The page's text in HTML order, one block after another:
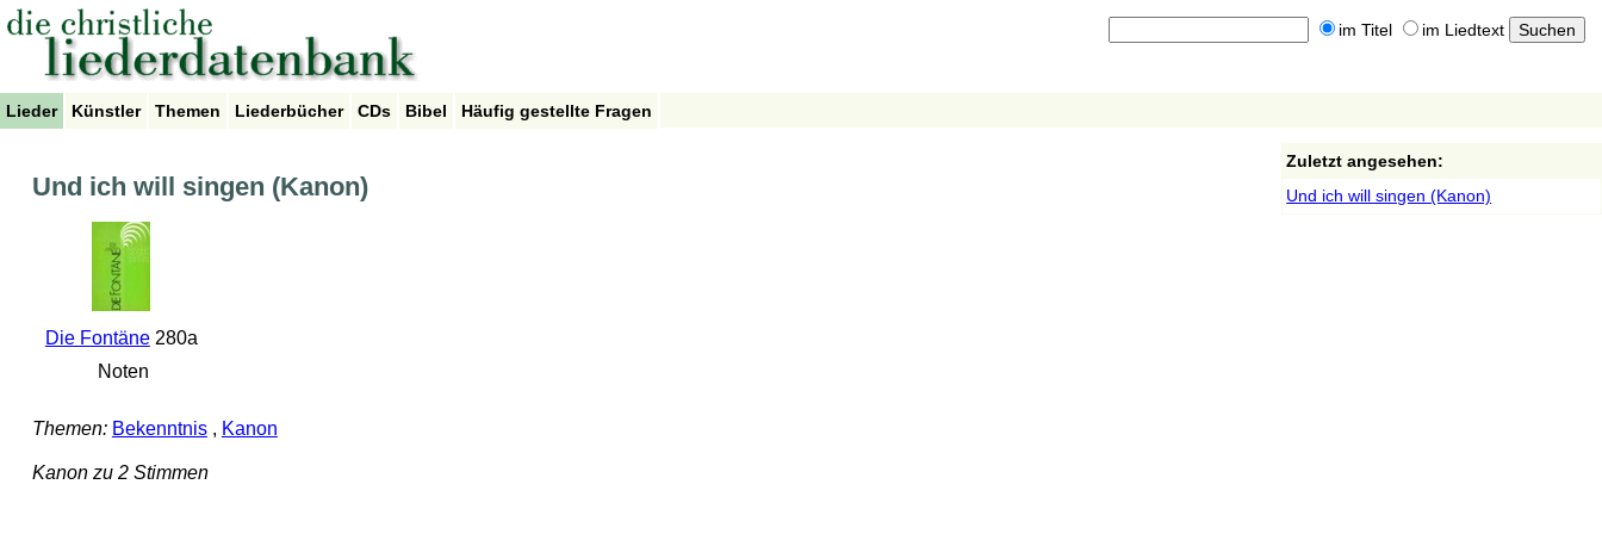
im Titel im Liedtext
Lieder Künstler Themen Liederbücher CDs Bibel Häufig gestellte Fragen
Und ich will singen (Kanon)
Die Fontäne280a
Noten
Themen: Bekenntnis, Kanon
Kanon zu 2 Stimmen
Zuletzt angesehen:
Und ich will singen (Kanon)